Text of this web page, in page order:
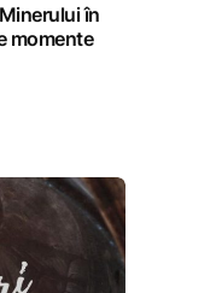
în
momente